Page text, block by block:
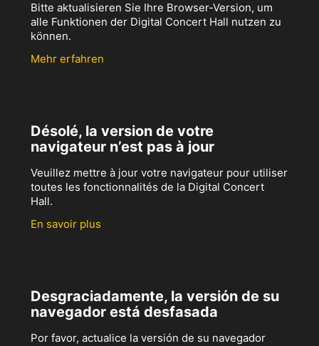
Bitte aktualisieren Sie Ihre Browser-Version, um
alle Funktionen der Digital Concert Hall nutzen zu
können.
Mehr erfahren
Désolé, la version de votre
navigateur n’est pas à jour
Veuillez mettre à jour votre navigateur pour utiliser
toutes les fonctionnalités de la Digital Concert
Hall.
En savoir plus
Desgraciadamente, la versión de su
navegador está desfasada
Por favor, actualice la versión de su navegador